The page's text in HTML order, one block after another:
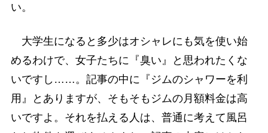
い。
大学生になると多少はオシャレにも気を使い始
めるわけで、女子たちに『臭い』と思われたくな
いですし……。記事の中に『ジムのシャワーを利
用』とありますが、そもそもジムの月額料金は高
いですよ。それを払える人は、普通に考えて風呂